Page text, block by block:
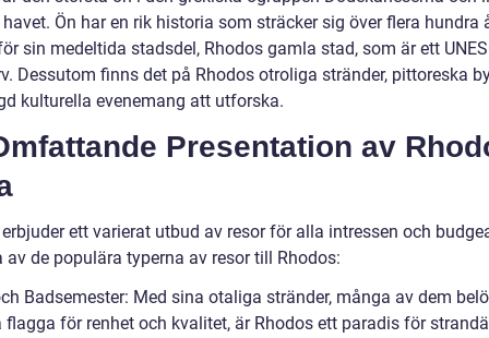
Ön har en rik historia som sträcker sig över flera hundra
sin medeltida stadsdel, Rhodos gamla stad, som är ett
Dessutom finns det på Rhodos otroliga stränder, pittoreska
kulturella evenemang att utforska.
Presentation av
ett varierat utbud av resor för alla intressen och
av de populära typerna av resor till Rhodos:
Badsemester: Med sina otaliga stränder, många av dem
flagga för renhet och kvalitet, är Rhodos ett paradis för